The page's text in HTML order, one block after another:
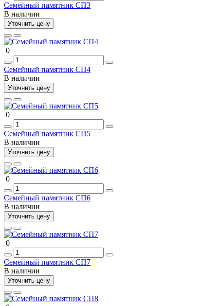
Семейный памятник СП3
В наличии
Уточнить цену
0
Семейный памятник СП4
В наличии
Уточнить цену
0
Семейный памятник СП5
В наличии
Уточнить цену
0
Семейный памятник СП6
В наличии
Уточнить цену
0
Семейный памятник СП7
В наличии
Уточнить цену